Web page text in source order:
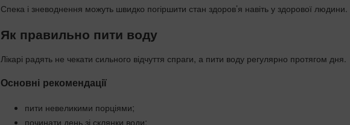
Спека і зневоднення можуть швидко погіршити стан здоров’я навіть у здорової людини.
Як правильно пити воду
Лікарі радять не чекати сильного відчуття спраги, а пити воду регулярно протягом дня.
Основні рекомендації
пити невеликими порціями;
починати день зі склянки води;